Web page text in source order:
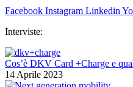
Facebook Instagram Linkedin
Interviste:
Cos’è DKV Card +Charge e
14 Aprile 2023